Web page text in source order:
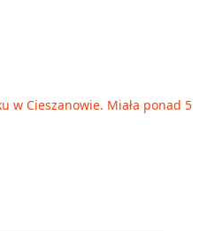
w Cieszanowie. Miała ponad 5